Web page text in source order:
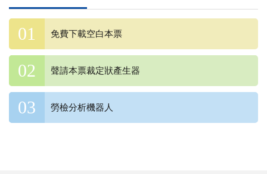
免費下載空白本票
聲請本票裁定狀產生器
勞檢分析機器人